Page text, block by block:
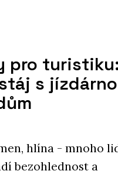
pro turistiku:
s
hlína - mnoho
bezohlednost a